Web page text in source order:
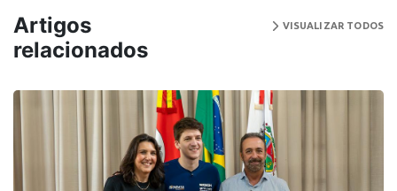
Artigos
relacionados
VISUALIZAR TODOS